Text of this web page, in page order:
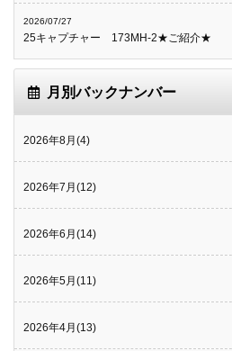
2026/07/27
25キャプチャー 173MH-2★ご紹介★
月別バックナンバー
2026年8月(4)
2026年7月(12)
2026年6月(14)
2026年5月(11)
2026年4月(13)